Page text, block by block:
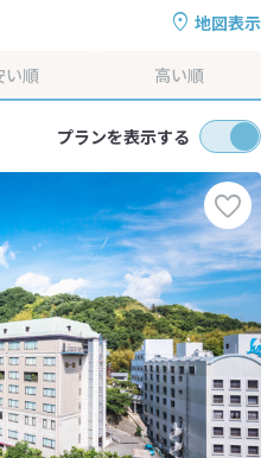
地図表示
い順 高い順
プランを表示する